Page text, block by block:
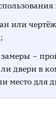
или
–
ли двери в
место для